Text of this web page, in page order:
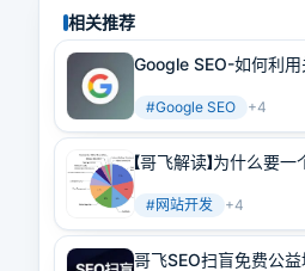
相关推荐
Google SEO-如何利
#Google SEO +4
【哥飞解读】为什么要
#网站开发 +4
哥飞SEO扫盲免费公